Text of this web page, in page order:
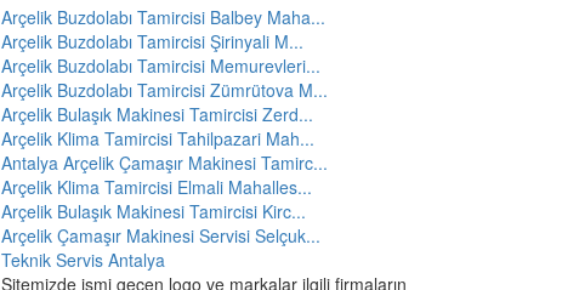
Arçelik Buzdolabı Tamircisi Balbey Maha...
Arçelik Buzdolabı Tamircisi Şirinyali M...
Arçelik Buzdolabı Tamircisi Memurevleri...
Arçelik Buzdolabı Tamircisi Zümrütova M...
Arçelik Bulaşık Makinesi Tamircisi Zerd...
Arçelik Klima Tamircisi Tahilpazari Mah...
Antalya Arçelik Çamaşır Makinesi Tamirc...
Arçelik Klima Tamircisi Elmali Mahalles...
Arçelik Bulaşık Makinesi Tamircisi Kirc...
Arçelik Çamaşır Makinesi Servisi Selçuk...
Teknik Servis Antalya
Sitemizde ismi geçen logo ve markalar ilgili firmaların